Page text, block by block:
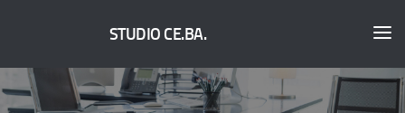
STUDIO CE.BA.